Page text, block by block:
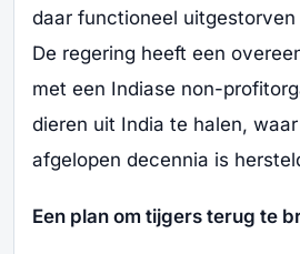
daar functioneel
De regering heeft een
met een Indiase non-
dieren uit India te halen,
afgelopen decennia is
Een plan om tijgers terug te